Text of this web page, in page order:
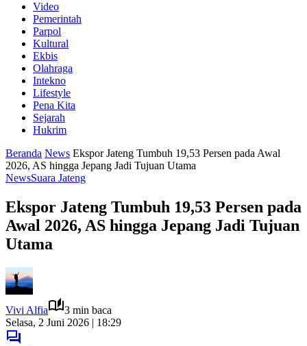
Video
Pemerintah
Parpol
Kultural
Ekbis
Olahraga
Intekno
Lifestyle
Pena Kita
Sejarah
Hukrim
Beranda News Ekspor Jateng Tumbuh 19,53 Persen pada Awal
2026, AS hingga Jepang Jadi Tujuan Utama
NewsSuara Jateng
Ekspor Jateng Tumbuh 19,53 Persen pada
Awal 2026, AS hingga Jepang Jadi Tujuan
Utama
Vivi Alfia
3 min baca
Selasa, 2 Juni 2026 | 18:29